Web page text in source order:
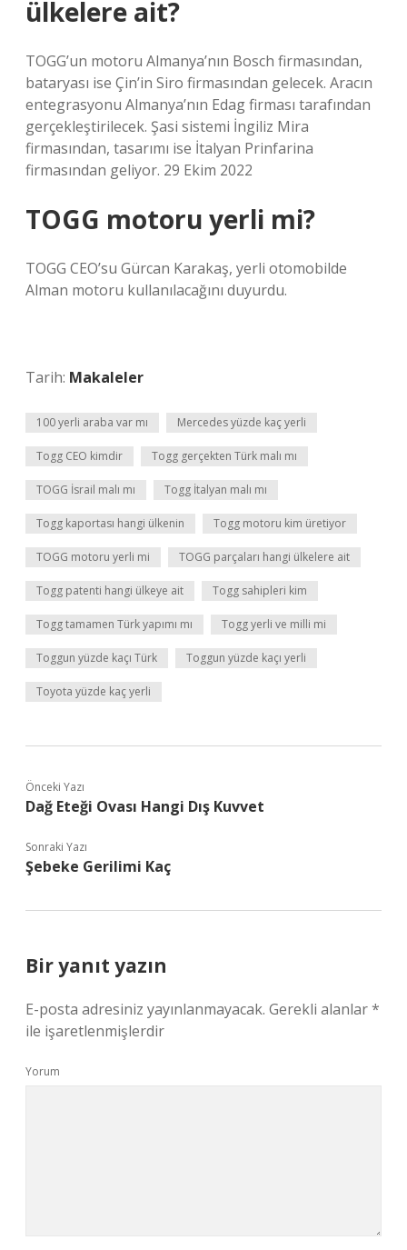
ülkelere ait?
TOGG’un motoru Almanya’nın Bosch firmasından,
bataryası ise Çin’in Siro firmasından gelecek. Aracın
entegrasyonu Almanya’nın Edag firması tarafından
gerçekleştirilecek. Şasi sistemi İngiliz Mira
firmasından, tasarımı ise İtalyan Prinfarina
firmasından geliyor. 29 Ekim 2022
TOGG motoru yerli mi?
TOGG CEO’su Gürcan Karakaş, yerli otomobilde
Alman motoru kullanılacağını duyurdu.
Tarih: Makaleler
100 yerli araba var mı Mercedes yüzde kaç yerli
Togg CEO kimdir Togg gerçekten Türk malı mı
TOGG İsrail malı mı Togg İtalyan malı mı
Togg kaportası hangi ülkenin Togg motoru kim üretiyor
TOGG motoru yerli mi TOGG parçaları hangi ülkelere ait
Togg patenti hangi ülkeye ait Togg sahipleri kim
Togg tamamen Türk yapımı mı Togg yerli ve milli mi
Toggun yüzde kaçı Türk Toggun yüzde kaçı yerli
Toyota yüzde kaç yerli
Önceki Yazı
Dağ Eteği Ovası Hangi Dış Kuvvet
Sonraki Yazı
Şebeke Gerilimi Kaç
Bir yanıt yazın
E-posta adresiniz yayınlanmayacak. Gerekli alanlar*
ile işaretlenmişlerdir
Yorum